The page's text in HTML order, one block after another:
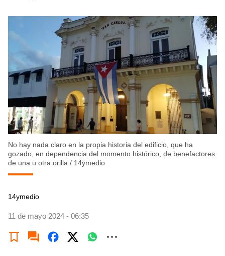
No hay nada claro en la propia historia del edificio, que ha
gozado, en dependencia del momento histórico, de benefactores
de una u otra orilla / 14ymedio
14ymedio
11 de mayo 2024 - 06:35